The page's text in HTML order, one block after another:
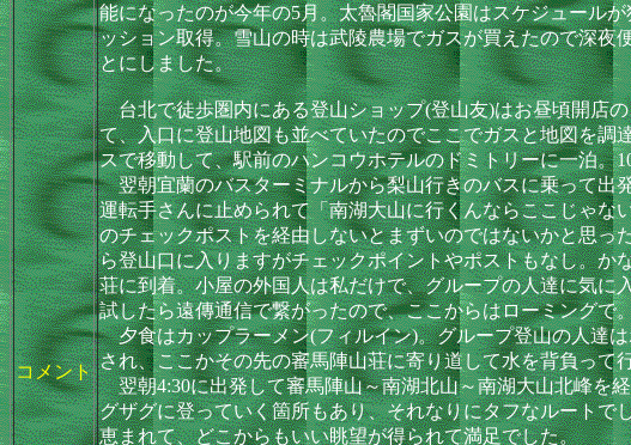
コメント
能になったのが今年の5月。太魯閣国家公園はスケジュール
ッション取得。雪山の時は武陵農場でガスが買えたので深
とにしました。
台北で徒歩圏内にある登山ショップ(登山友)はお昼頃開店
て、入口に登山地図も並べていたのでここでガスと地図を
スで移動して、駅前のハンコウホテルのドミトリーに一泊。
翌朝宜蘭のバスターミナルから梨山行きのバスに乗って出
運転手さんに止められて「南湖大山に行くんならここじゃな
のチェックポストを経由しないとまずいのではないかと思
ら登山口に入りますがチェックポイントやポストもなし。か
荘に到着。小屋の外国人は私だけで、グループの人達に気
試したら遠傳通信で繋がったので、ここからはローミング
夕食はカップラーメン(フィルイン)。グループ登山の人達
され、ここかその先の審馬陣山荘に寄り道して水を背負って
翌朝4:30に出発して審馬陣山～南湖北山～南湖大山北峰を
グザグに登っていく箇所もあり、それなりにタフなルート
恵まれて、どこからもいい眺望が得られて満足でした。